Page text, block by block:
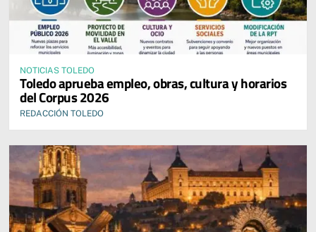
NOTICIAS TOLEDO
Toledo aprueba empleo, obras, cultura y horarios
del Corpus 2026
REDACCIÓN TOLEDO